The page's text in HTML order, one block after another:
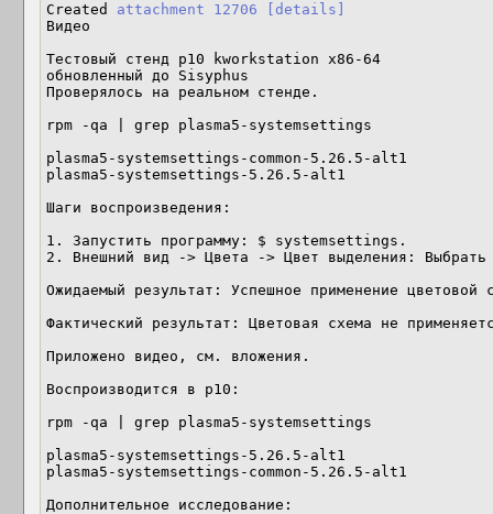
Created attachment 12706
[details]
Видео
Тестовый стенд p10 kworkstation x86-64
обновленный до Sisyphus
Проверялось на реальном стенде.
rpm -qa | grep plasma5-systemsettings
plasma5-systemsettings-common-5.26.5-alt1
plasma5-systemsettings-5.26.5-alt1
Шаги воспроизведения:
1. Запустить программу: $ systemsettings.
2. Внешний вид -> Цвета -> Цвет выделения:
Ожидаемый результат: Успешное применение цветовой
Фактический результат: Цветовая схема не
Приложено видео, см. вложения.
Воспроизводится в р10:
rpm -qa | grep plasma5-systemsettings
plasma5-systemsettings-5.26.5-alt1
plasma5-systemsettings-common-5.26.5-alt1
Дополнительное исследование: